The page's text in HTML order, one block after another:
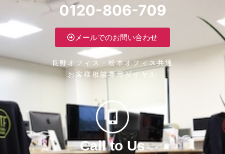
0120-806-709
メールでのお問い合わせ
長野オフィス・松本オフィス共通
お客様相談専用ダイヤル
Call to Us